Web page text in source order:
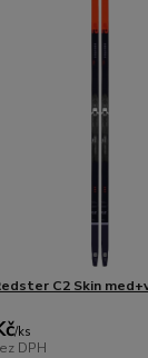
C2 Skin
/ks
DPH